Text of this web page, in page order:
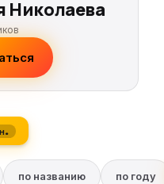
Николаева
по названию по году